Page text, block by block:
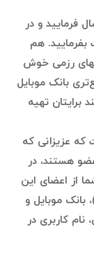
۰۹۱۲۱۴۰۰۲۳۷ پیام ارسال فرمایید و در
هم
رزمی خوش
بانک موبایل
برایتان تهیه
که عزیزانی که
هستند، در
از اعضای این
بانک موبایل و
نام کاربری در